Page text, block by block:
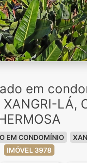
em
LÁ,
EM CONDOMÍNIO
IMÓVEL 3978